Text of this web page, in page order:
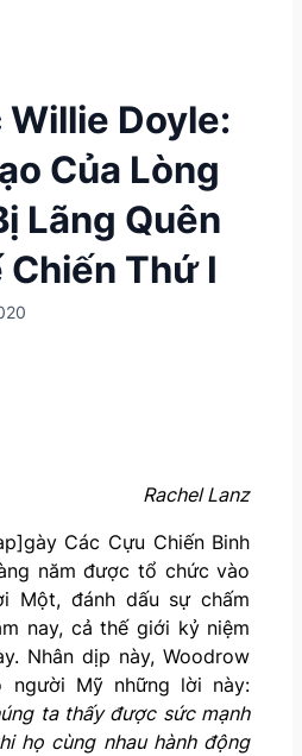
Willie Doyle:
Của Lòng
Lãng Quên
Chiến Thứ I
Rachel Lanz
Các Cựu Chiến Binh
năm được tổ chức vào
Một, đánh dấu sự chấm
nay, cả thế giới kỷ niệm
Nhân dịp này, Woodrow
người Mỹ những lời này:
ta thấy được sức mạnh
họ cùng nhau hành động